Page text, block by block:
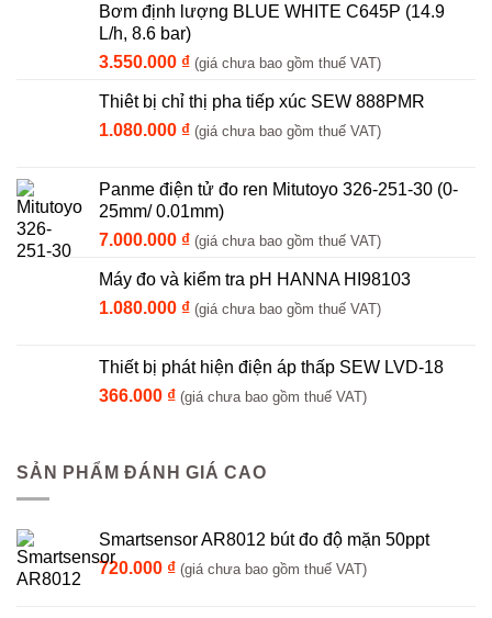
Bơm định lượng BLUE WHITE C645P (14.9
L/h, 8.6 bar)
3.550.000 ₫ (giá chưa bao gồm thuế VAT)
Thiêt bị chỉ thị pha tiếp xúc SEW 888PMR
1.080.000 ₫ (giá chưa bao gồm thuế VAT)
Panme điện tử đo ren Mitutoyo 326-251-30 (0-
25mm/ 0.01mm)
7.000.000 ₫ (giá chưa bao gồm thuế VAT)
Máy đo và kiểm tra pH HANNA HI98103
1.080.000 ₫ (giá chưa bao gồm thuế VAT)
Thiết bị phát hiện điện áp thấp SEW LVD-18
366.000 ₫ (giá chưa bao gồm thuế VAT)
SẢN PHẨM ĐÁNH GIÁ CAO
Smartsensor AR8012 bút đo độ mặn 50ppt
720.000 ₫ (giá chưa bao gồm thuế VAT)